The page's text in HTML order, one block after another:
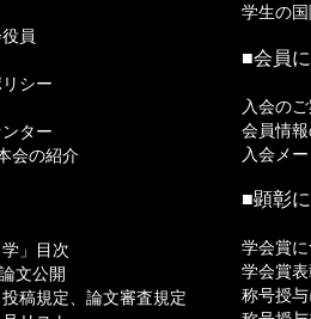
員
シー
ター
会の紹介
」目次
文公開
稿規定、論文審査規定
学生の
■会員
入会の
会員情
入会メ
■顕彰
学会賞
学会賞
称号授